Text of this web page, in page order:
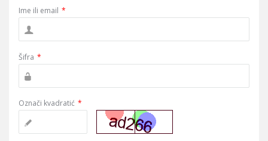
Ime ili email *
Šifra *
Označi kvadratić *